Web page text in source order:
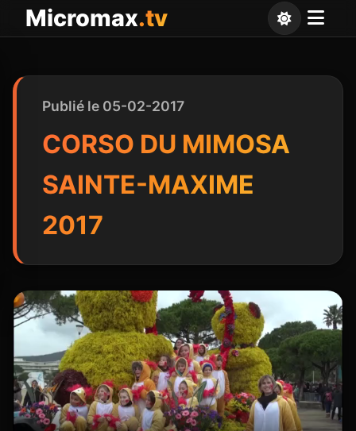
Micromax.tv
Publié le 05-02-2017
CORSO DU MIMOSA
SAINTE-MAXIME
2017
Panneau de gestion des cookies